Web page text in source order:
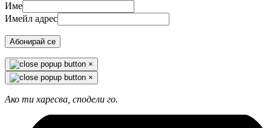
Име
Имейл адрес
Абонирай се
×
×
Ако ти харесва, сподели го.